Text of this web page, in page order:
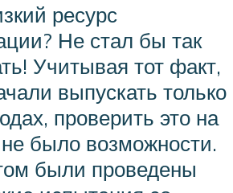
ресурс
Не стал бы так
Учитывая тот факт,
выпускать только
проверить это на
не было возможности.
были проведены